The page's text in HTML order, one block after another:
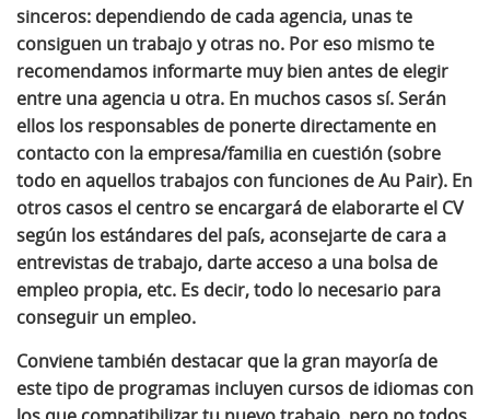
sinceros: dependiendo de cada agencia, unas te
consiguen un trabajo y otras no. Por eso mismo te
recomendamos informarte muy bien antes de elegir
entre una agencia u otra. En muchos casos sí. Serán
ellos los responsables de ponerte directamente en
contacto con la empresa/familia en cuestión (sobre
todo en aquellos trabajos con funciones de Au Pair). En
otros casos el centro se encargará de elaborarte el CV
según los estándares del país, aconsejarte de cara a
entrevistas de trabajo, darte acceso a una bolsa de
empleo propia, etc. Es decir, todo lo necesario para
conseguir un empleo.
Conviene también destacar que la gran mayoría de
este tipo de programas incluyen cursos de idiomas con